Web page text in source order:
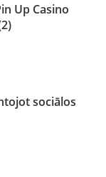
Up Casino
sociālos